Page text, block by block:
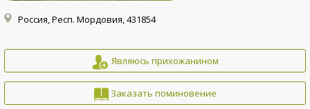
Россия, Респ. Мордовия, 431854
Являюсь прихожанином
Заказать поминовение